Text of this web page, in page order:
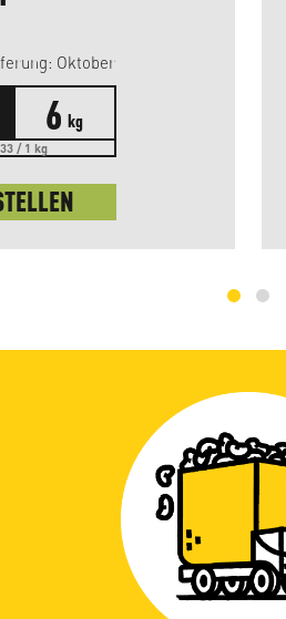
Ankunft der Lieferung: Oktober
6 kg
/ 1 kg